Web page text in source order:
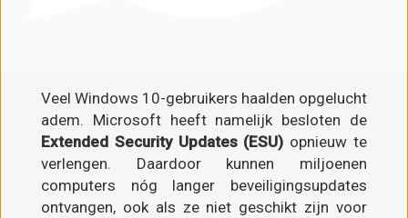
Veel Windows 10-gebruikers haalden opgelucht
adem. Microsoft heeft namelijk besloten de
Extended Security Updates (ESU) opnieuw te
verlengen. Daardoor kunnen miljoenen
computers nóg langer beveiligingsupdates
ontvangen, ook als ze niet geschikt zijn voor